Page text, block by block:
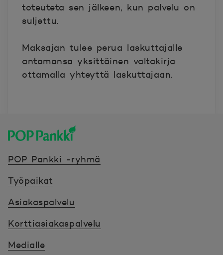
toteuteta sen jälkeen, kun palvelu on
suljettu.
Maksajan tulee perua laskuttajalle
antamansa yksittäinen valtakirja
ottamalla yhteyttä laskuttajaan.
POP Pankki -ryhmä
Työpaikat
Asiakaspalvelu
Korttiasiakaspalvelu
Medialle